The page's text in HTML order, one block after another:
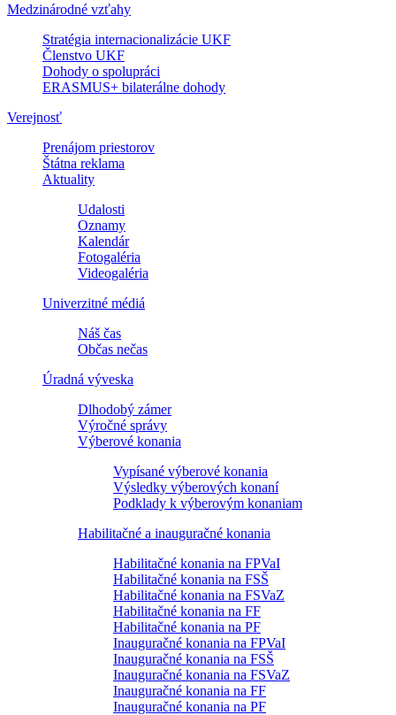
Medzinárodné vzťahy
Stratégia internacionalizácie UKF
Členstvo UKF
Dohody o spolupráci
ERASMUS+ bilaterálne dohody
Verejnosť
Prenájom priestorov
Štátna reklama
Aktuality
Udalosti
Oznamy
Kalendár
Fotogaléria
Videogaléria
Univerzitné médiá
Náš čas
Občas nečas
Úradná výveska
Dlhodobý zámer
Výročné správy
Výberové konania
Vypísané výberové konania
Výsledky výberových konaní
Podklady k výberovým konaniam
Habilitačné a inauguračné konania
Habilitačné konania na FPVaI
Habilitačné konania na FSŠ
Habilitačné konania na FSVaZ
Habilitačné konania na FF
Habilitačné konania na PF
Inauguračné konania na FPVaI
Inauguračné konania na FSŠ
Inauguračné konania na FSVaZ
Inauguračné konania na FF
Inauguračné konania na PF